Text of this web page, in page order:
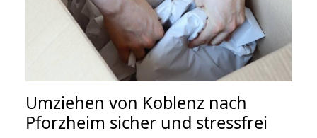
Umziehen von Koblenz nach
Pforzheim sicher und stressfrei